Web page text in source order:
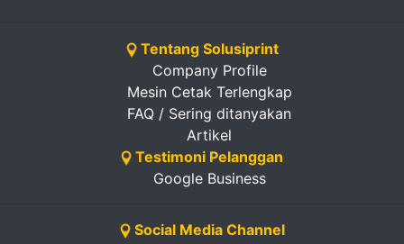
Tentang Solusiprint
Company Profile
Mesin Cetak Terlengkap
FAQ / Sering ditanyakan
Artikel
Testimoni Pelanggan
Google Business
Social Media Channel